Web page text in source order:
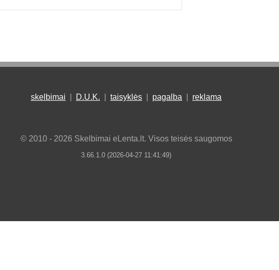
skelbimai D.U.K. taisyklės pagalba reklama
© 2010 - 2026 Skelbimai eLenta.lt. Visos teisės saugomos
3.66.1.0 (2026-04-27 11:41:49)